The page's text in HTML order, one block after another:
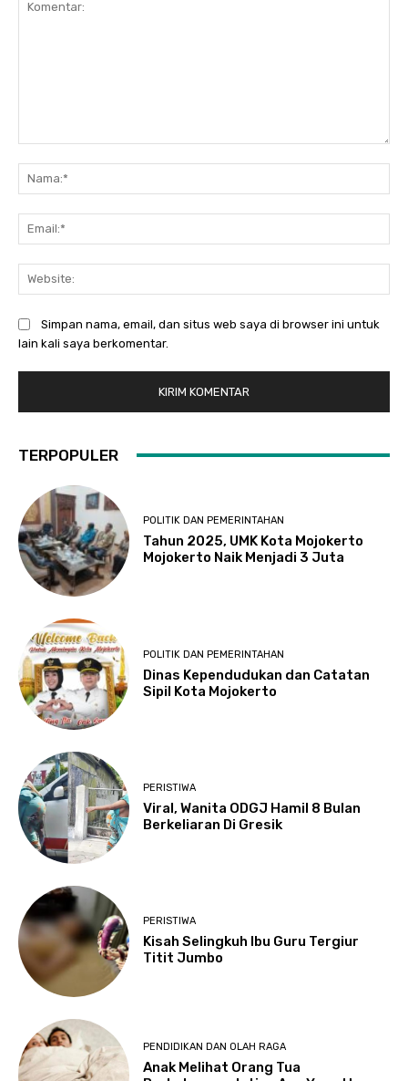
Simpan nama, email, dan situs web saya di browser ini untuk
lain kali saya berkomentar.
TERPOPULER
POLITIK DAN PEMERINTAHAN
Tahun 2025, UMK Kota Mojokerto
Mojokerto Naik Menjadi 3 Juta
POLITIK DAN PEMERINTAHAN
Dinas Kependudukan dan Catatan
Sipil Kota Mojokerto
PERISTIWA
Viral, Wanita ODGJ Hamil 8 Bulan
Berkeliaran Di Gresik
PERISTIWA
Kisah Selingkuh Ibu Guru Tergiur
Titit Jumbo
PENDIDIKAN DAN OLAH RAGA
Anak Melihat Orang Tua